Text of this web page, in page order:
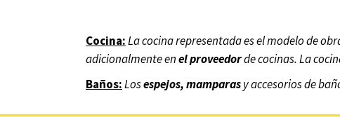
Cocina:La cocina representada es el modelo de
adicionalmente enel proveedorde cocinas. La
Baños:Losespejos, mamparasy accesorios de